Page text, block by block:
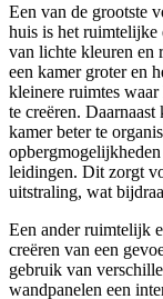
Een van de grootste
huis is het ruimtelijke
van lichte kleuren en
een kamer groter en
kleinere ruimtes
te creëren.
kamer beter te
leidingen. Dit zorgt
uitstraling, wat
Een ander ruimtelijk
creëren van een
gebruik van
wandpanelen een